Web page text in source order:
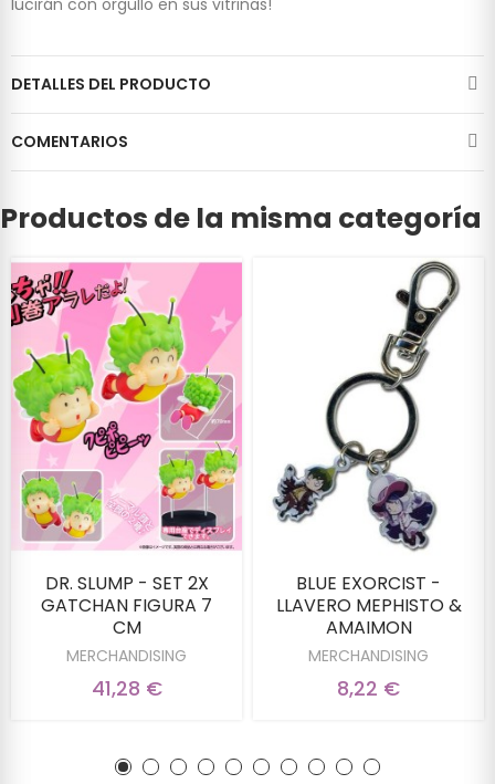
DETALLES DEL PRODUCTO
COMENTARIOS
Productos de la misma categoría
DR. SLUMP - SET 2X
GATCHAN FIGURA 7
CM
MERCHANDISING
41,28 €
BLUE EXORCIST -
LLAVERO MEPHISTO &
AMAIMON
MERCHANDISING
8,22 €